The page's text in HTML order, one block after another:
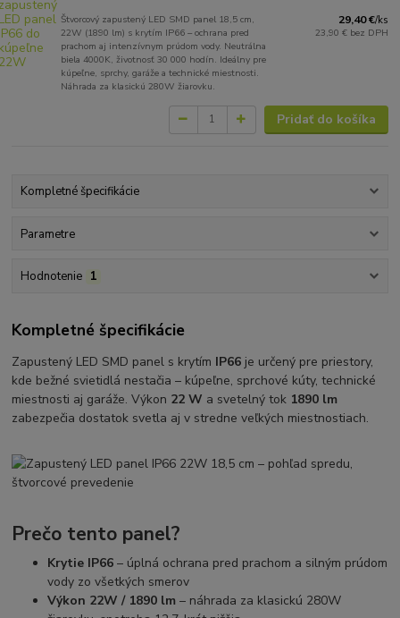
Štvorcový zapustený LED SMD panel 18,5 cm,
22W (1890 lm) s krytím IP66 – ochrana pred
prachom aj intenzívnym prúdom vody. Neutrálna
biela 4000K, životnosť 30 000 hodín. Ideálny pre
kúpeľne, sprchy, garáže a technické miestnosti.
Náhrada za klasickú 280W žiarovku.
29,40 €/ks
23,90 € bez DPH
Pridať do košíka
Kompletné špecifikácie
Parametre
Hodnotenie 1
Kompletné špecifikácie
Zapustený LED SMD panel s krytím IP66 je určený pre priestory,
kde bežné svietidlá nestačia – kúpeľne, sprchové kúty, technické
miestnosti aj garáže. Výkon 22 W a svetelný tok 1890 lm
zabezpečia dostatok svetla aj v stredne veľkých miestnostiach.
Prečo tento panel?
Krytie IP66 – úplná ochrana pred prachom a silným prúdom
vody zo všetkých smerov
Výkon 22W / 1890 lm – náhrada za klasickú 280W